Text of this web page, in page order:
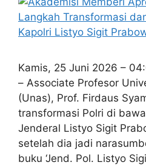
Kamis, 25 Juni 2026 –
– Associate Profesor
(Unas), Prof. Firdaus
transformasi Polri di
Jenderal Listyo Sigit
setelah dia jadi
buku ‘Jend. Pol. Listyo